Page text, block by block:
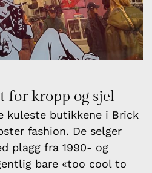
for kropp og sjel
kuleste butikkene i Brick
fashion. De selger
plagg fra 1990- og
bare «too cool to